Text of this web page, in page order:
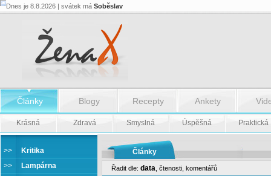
Dnes je 8.8.2026 | svátek má Soběslav
Články Blogy Recepty Ankety
Krásná Zdravá Smyslná Úspěšná Praktická
>>
Kritika
>>
Lampárna
Články
Řadit dle: data čtenosti komentářů